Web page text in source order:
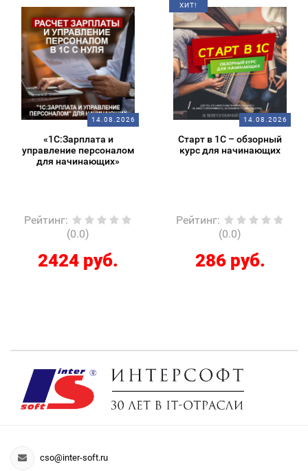
14.08.2026
«1С:Зарплата и
управление персоналом
для начинающих»
Рейтинг:
(0.0)
2424 руб.
ХИТ!
14.08.2026
Старт в 1С – обзорный
курс для начинающих
Рейтинг:
(0.0)
286 руб.
cso@inter-soft.ru